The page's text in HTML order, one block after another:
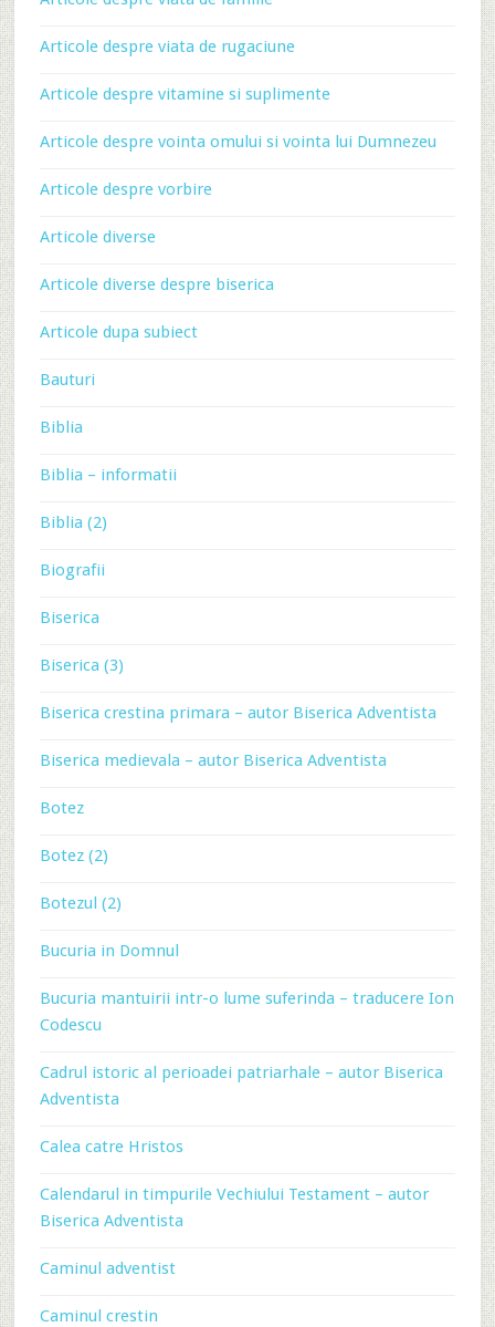
Articole despre viata de rugaciune
Articole despre vitamine si suplimente
Articole despre vointa omului si vointa lui Dumnezeu
Articole despre vorbire
Articole diverse
Articole diverse despre biserica
Articole dupa subiect
Bauturi
Biblia
Biblia – informatii
Biblia (2)
Biografii
Biserica
Biserica (3)
Biserica crestina primara – autor Biserica Adventista
Biserica medievala – autor Biserica Adventista
Botez
Botez (2)
Botezul (2)
Bucuria in Domnul
Bucuria mantuirii intr-o lume suferinda – traducere Ion
Codescu
Cadrul istoric al perioadei patriarhale – autor Biserica
Adventista
Calea catre Hristos
Calendarul in timpurile Vechiului Testament – autor
Biserica Adventista
Caminul adventist
Caminul crestin